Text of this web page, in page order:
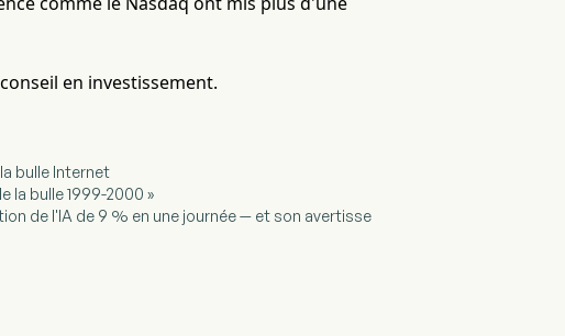
en investissement.
bulle Internet
la bulle 1999-2000 »
de l'IA de 9 % en une journée — et son avertisse